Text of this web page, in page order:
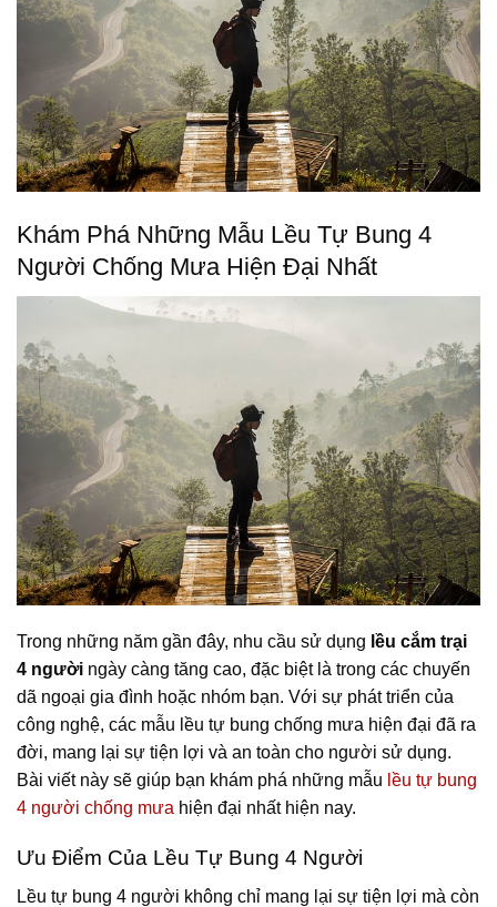
Khám Phá Những Mẫu Lều Tự Bung 4
Người Chống Mưa Hiện Đại Nhất
Trong những năm gần đây, nhu cầu sử dụng lều cắm trại
4 người ngày càng tăng cao, đặc biệt là trong các chuyến
dã ngoại gia đình hoặc nhóm bạn. Với sự phát triển của
công nghệ, các mẫu lều tự bung chống mưa hiện đại đã ra
đời, mang lại sự tiện lợi và an toàn cho người sử dụng.
Bài viết này sẽ giúp bạn khám phá những mẫu lều tự bung
4 người chống mưa hiện đại nhất hiện nay.
Ưu Điểm Của Lều Tự Bung 4 Người
Lều tự bung 4 người không chỉ mang lại sự tiện lợi mà còn